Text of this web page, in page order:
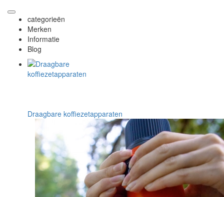
categorieën
Merken
Informatie
Blog
Draagbare koffiezetapparaten